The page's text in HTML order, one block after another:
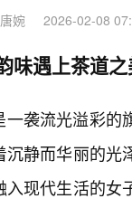
婉 2026-02-08
味遇上茶道
一袭流光溢彩
静而华丽的
现代生活的